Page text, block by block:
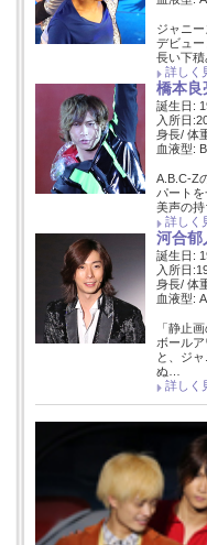
ジャニ
デビュ
長い下積
詳しく
橋本良
誕生日:
入所日
身長/ 体
血液型: B
A.B.C-Z
パート
美声の持
詳しく
河合郁
誕生日:
入所日
身長/ 体
血液型: A
「静止
ボールア
と、ジ
ぬ…
詳しく